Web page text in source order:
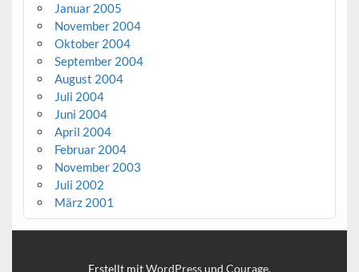
Januar 2005
November 2004
Oktober 2004
September 2004
August 2004
Juli 2004
Juni 2004
April 2004
Februar 2004
November 2003
Juli 2002
März 2001
Erstellt mitWordPressund Courage.